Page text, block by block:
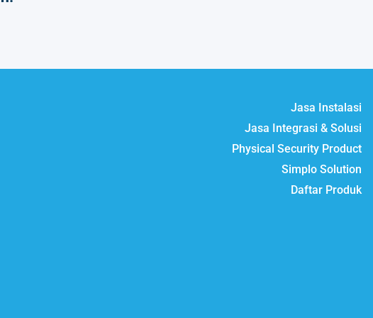
Jasa Instalasi
Jasa Integrasi & Solusi
Physical Security Product
Simplo Solution
Daftar Produk